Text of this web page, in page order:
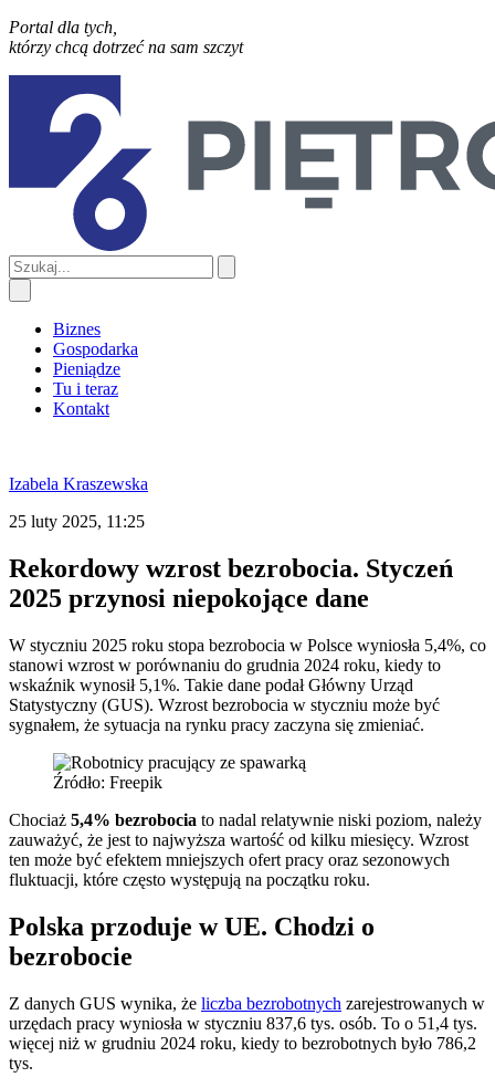
Portal dla tych,
którzy chcą dotrzeć na sam szczyt
Biznes
Gospodarka
Pieniądze
Tu i teraz
Kontakt
Izabela Kraszewska
25 luty 2025, 11:25
Rekordowy wzrost bezrobocia. Styczeń
2025 przynosi niepokojące dane
W styczniu 2025 roku stopa bezrobocia w Polsce wyniosła 5,4%, co
stanowi wzrost w porównaniu do grudnia 2024 roku, kiedy to
wskaźnik wynosił 5,1%. Takie dane podał Główny Urząd
Statystyczny (GUS). Wzrost bezrobocia w styczniu może być
sygnałem, że sytuacja na rynku pracy zaczyna się zmieniać.
Źródło: Freepik
Chociaż 5,4% bezrobocia to nadal relatywnie niski poziom, należy
zauważyć, że jest to najwyższa wartość od kilku miesięcy. Wzrost
ten może być efektem mniejszych ofert pracy oraz sezonowych
fluktuacji, które często występują na początku roku.
Polska przoduje w UE. Chodzi o
bezrobocie
Z danych GUS wynika, że liczba bezrobotnych zarejestrowanych w
urzędach pracy wyniosła w styczniu 837,6 tys. osób. To o 51,4 tys.
więcej niż w grudniu 2024 roku, kiedy to bezrobotnych było 786,2
tys.